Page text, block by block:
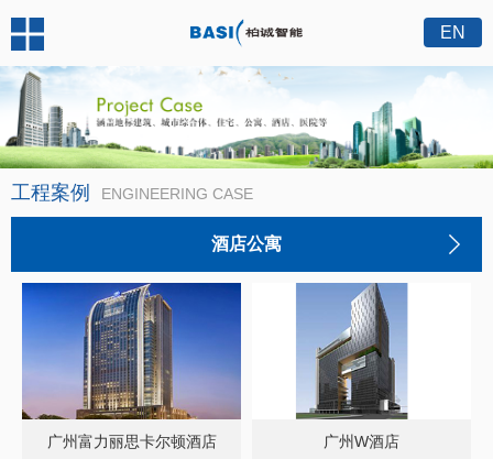
EN
工程案例 ENGINEERING CASE
酒店公寓
广州富力丽思卡尔顿酒店 广州W酒店